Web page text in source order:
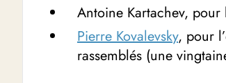
Antoine Kartachev, pour
Pierre Kovalevsky, pour
rassemblés (une